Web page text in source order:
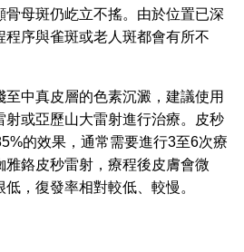
骨母斑仍屹立不搖。由於位置已深
程序與雀斑或老人斑都會有所不
中真皮層的色素沉澱，建議使用
射或亞歷山大雷射進行治療。皮秒
的效果，通常需要進行3至6次療
雅鉻皮秒雷射，療程後皮膚會微
，復發率相對較低、較慢。